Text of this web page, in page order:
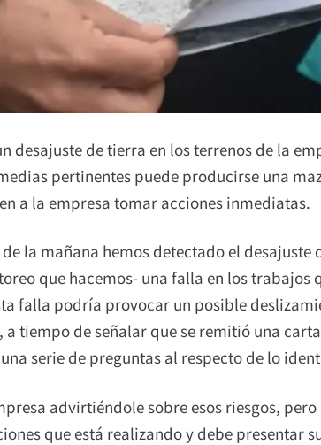
desajuste de tierra en los terrenos de la
pertinentes puede producirse una
a la empresa tomar acciones inmediatas.
la mañana hemos detectado el desajuste
que hacemos- una falla en los trabajos
falla podría provocar un posible
tiempo de señalar que se remitió una
serie de preguntas al respecto de lo
advirtiéndole sobre esos riesgos, pero
que está realizando y debe presentar